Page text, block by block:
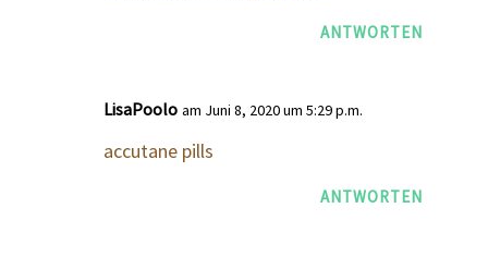
ANTWORTEN
LisaPoolo am Juni 8, 2020 um 5:29 p.m.
accutane pills
ANTWORTEN